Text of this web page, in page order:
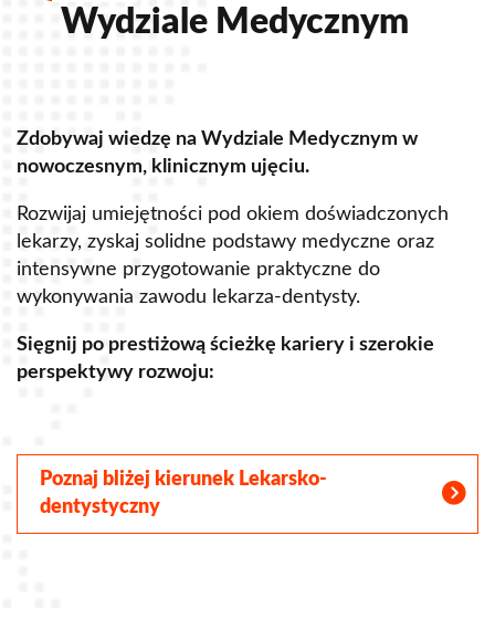
Wydziale Medycznym
Zdobywaj wiedzę na Wydziale Medycznym w
nowoczesnym, klinicznym ujęciu.
Rozwijaj umiejętności pod okiem doświadczonych
lekarzy, zyskaj solidne podstawy medyczne oraz
intensywne przygotowanie praktyczne do
wykonywania zawodu lekarza-dentysty.
Sięgnij po prestiżową ścieżkę kariery i szerokie
perspektywy rozwoju:
Poznaj bliżej kierunek Lekarsko-
dentystyczny